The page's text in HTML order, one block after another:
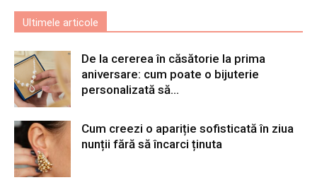
Ultimele articole
De la cererea în căsătorie la prima
aniversare: cum poate o bijuterie
personalizată să...
Cum creezi o apariție sofisticată în ziua
nunții fără să încarci ținuta